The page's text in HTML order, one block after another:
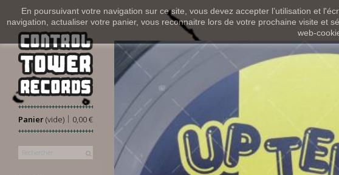
En poursuivant votre navigation sur ce site, vous devez accepter l’utilisation et
navigation, actualiser votre panier, vous reconnaitre lors de votre prochaine visite et
web-
Panier 0,00 €
|
(vide)